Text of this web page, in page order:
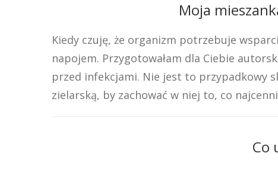
Moja
Kiedy czuję, że organizm potrzebuje
napojem. Przygotowałam dla Ciebie
przed infekcjami. Nie jest to przypadkowy
zielarską, by zachować w niej to, co
Co